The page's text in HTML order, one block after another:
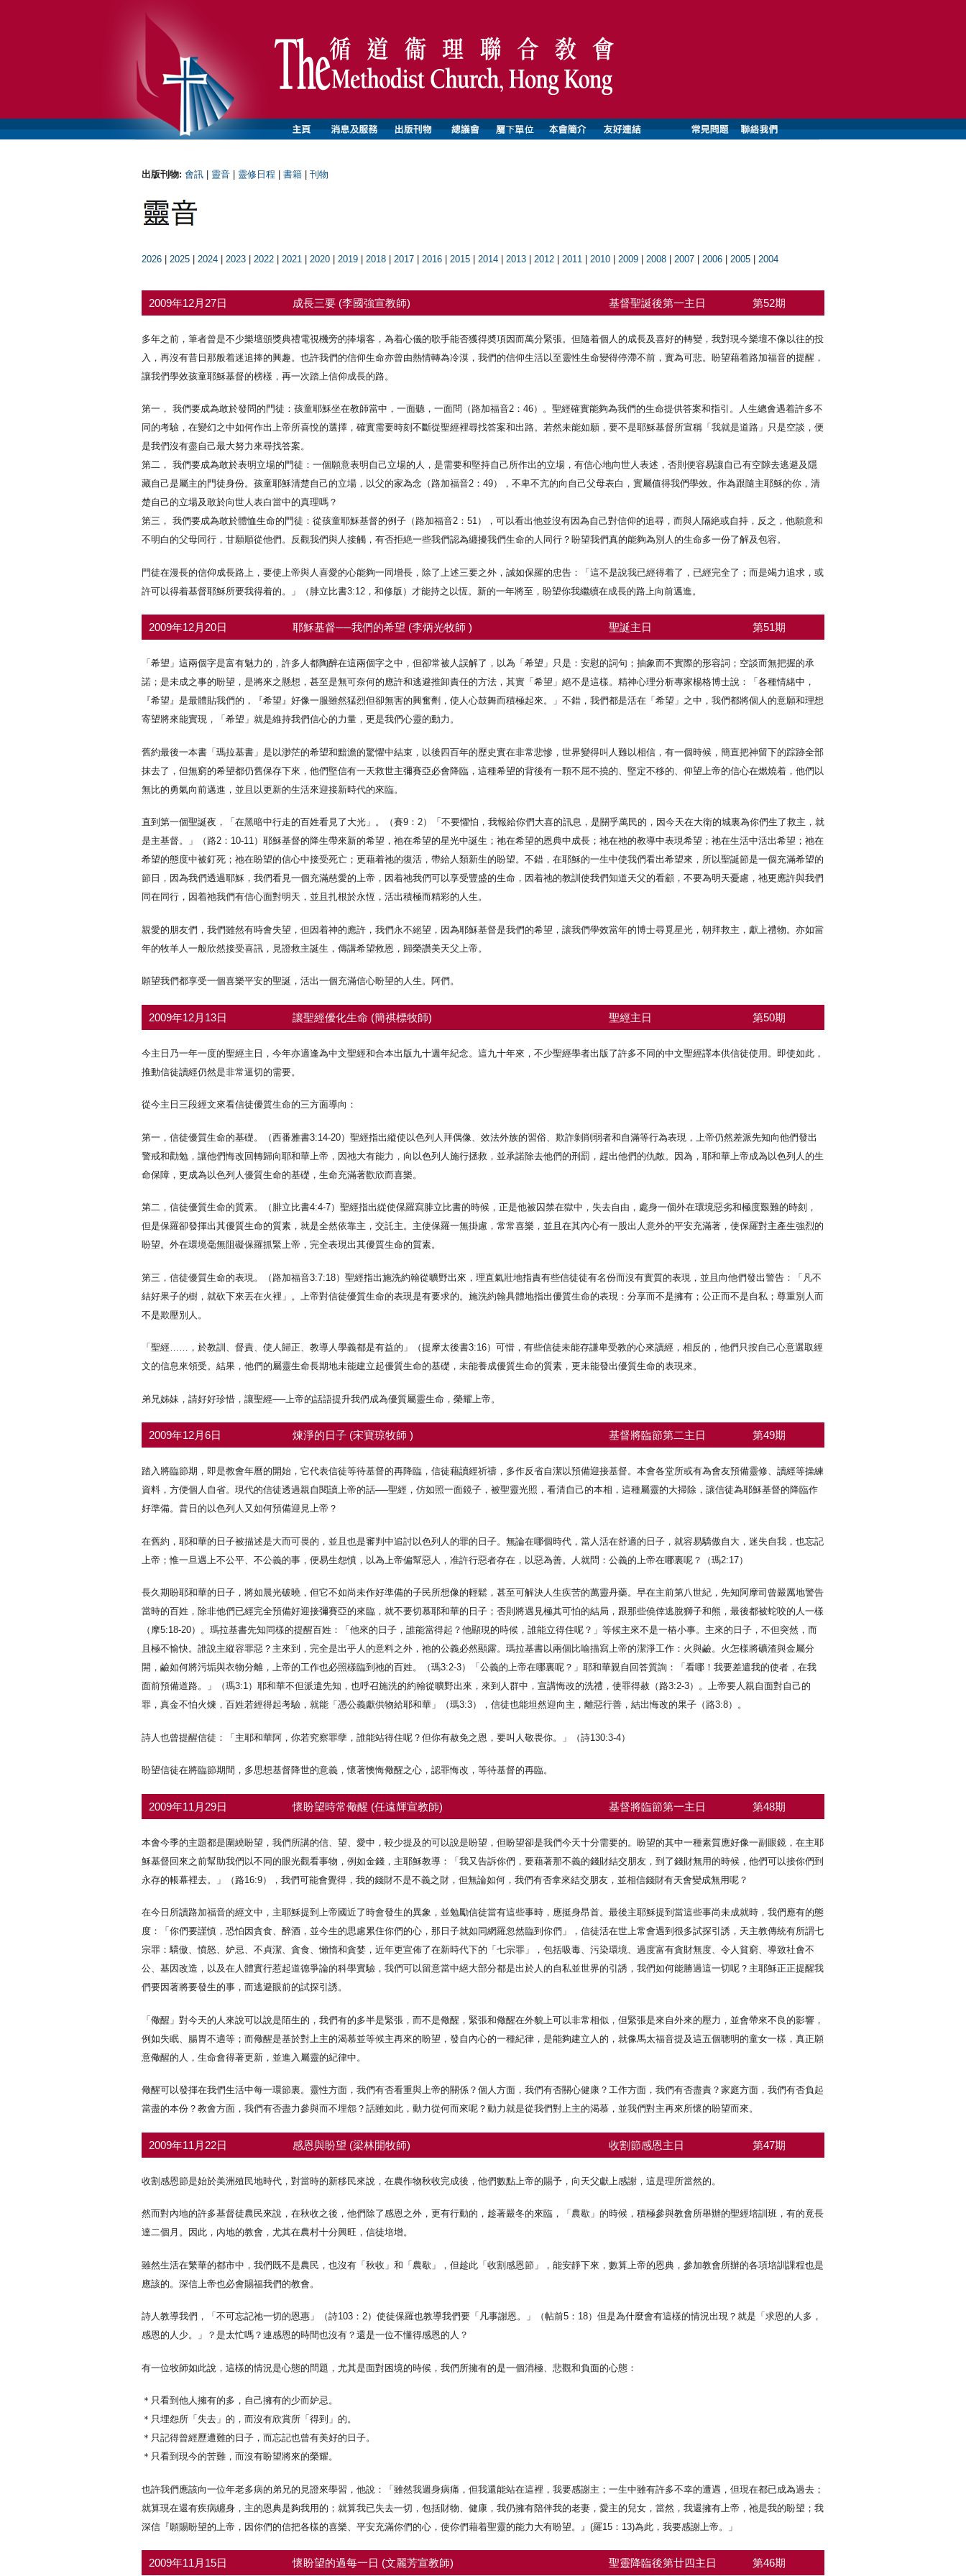
出版刊物: 會訊 靈音 靈修日程 書籍 刊物
2026 | 2025 | 2024 | 2023 | 2022 | 2021 | 2020 | 2019 | 2018 | 2017 | 2016 | 2015 | 2014 | 2013 | 2012 | 2011 | 2010 | 2009 | 2008 | 2007 | 2006 | 2005 | 2004
2009年12月27日 成長三要 (李國強宣教師) 基督聖誕後第一主日 第52期
多年之前，筆者曾是不少樂壇頒獎典禮電視機旁的捧場客，為着心儀的歌手能否獲得奬項因而萬分緊張。但隨着個人的成長及喜好的轉變，我對現今樂壇不像以往的投
入，再沒有昔日那般着迷追捧的興趣。也許我們的信仰生命亦曾由熱情轉為冷漠，我們的信仰生活以至靈性生命變得停滯不前，實為可悲。盼望藉着路加福音的提醒，
讓我們學效孩童耶穌基督的榜樣，再一次踏上信仰成長的路。
第一， 我們要成為敢於發問的門徒：孩童耶穌坐在教師當中，一面聽，一面問（路加福音2：46）。聖經確實能夠為我們的生命提供答案和指引。人生總會遇着許多不
同的考驗，在變幻之中如何作出上帝所喜悅的選擇，確實需要時刻不斷從聖經裡尋找答案和出路。若然未能如願，要不是耶穌基督所宣稱「我就是道路」只是空談，便
是我們沒有盡自己最大努力來尋找答案。
第二， 我們要成為敢於表明立場的門徒：一個願意表明自己立場的人，是需要和堅持自己所作出的立場，有信心地向世人表述，否則便容易讓自己有空隙去逃避及隱
藏自己是屬主的門徒身份。孩童耶穌清楚自己的立場，以父的家為念（路加福音2：49），不卑不亢的向自己父母表白，實屬值得我們學效。作為跟隨主耶穌的你，清
楚自己的立場及敢於向世人表白當中的真理嗎？
第三， 我們要成為敢於體恤生命的門徒：從孩童耶穌基督的例子（路加福音2：51），可以看出他並沒有因為自己對信仰的追尋，而與人隔絶或自持，反之，他願意和
不明白的父母同行，甘願順從他們。反觀我們與人接觸，有否拒絶一些我們認為纏擾我們生命的人同行？盼望我們真的能夠為別人的生命多一份了解及包容。
門徒在漫長的信仰成長路上，要使上帝與人喜愛的心能夠一同增長，除了上述三要之外，誠如保羅的忠告：「這不是說我已經得着了，已經完全了；而是竭力追求，或
許可以得着基督耶穌所要我得着的。」（腓立比書3:12，和修版）才能持之以恆。新的一年將至，盼望你我繼續在成長的路上向前邁進。
2009年12月20日 耶穌基督──我們的希望 (李炳光牧師 ) 聖誕主日 第51期
「希望」這兩個字是富有魅力的，許多人都陶醉在這兩個字之中，但卻常被人誤解了，以為「希望」只是：安慰的詞句；抽象而不實際的形容詞；空談而無把握的承
諾；是未成之事的盼望，是將來之懸想，甚至是無可奈何的應許和逃避推卸責任的方法，其實「希望」絕不是這樣。精神心理分析專家楊格博士說：「各種情緒中，
『希望』是最體貼我們的，『希望』好像一服雖然猛烈但卻無害的興奮劑，使人心鼓舞而積極起來。」不錯，我們都是活在「希望」之中，我們都將個人的意願和理想
寄望將來能實現，「希望」就是維持我們信心的力量，更是我們心靈的動力。
舊約最後一本書「瑪拉基書」是以渺茫的希望和黯澹的驚懼中結束，以後四百年的歷史實在非常悲慘，世界變得叫人難以相信，有一個時候，簡直把神留下的踪跡全部
抹去了，但無窮的希望都仍舊保存下來，他們堅信有一天救世主彌賽亞必會降臨，這種希望的背後有一顆不屈不撓的、堅定不移的、仰望上帝的信心在燃燒着，他們以
無比的勇氣向前邁進，並且以更新的生活來迎接新時代的來臨。
直到第一個聖誕夜，「在黑暗中行走的百姓看見了大光」。（賽9：2）「不要懼怕，我報給你們大喜的訊息，是關乎萬民的，因今天在大衛的城裏為你們生了救主，就
是主基督。」（路2：10-11）耶穌基督的降生帶來新的希望，祂在希望的星光中誕生；祂在希望的恩典中成長；祂在祂的教導中表現希望；祂在生活中活出希望；祂在
希望的態度中被釘死；祂在盼望的信心中接受死亡；更藉着祂的復活，帶給人類新生的盼望。不錯，在耶穌的一生中使我們看出希望來，所以聖誕節是一個充滿希望的
節日，因為我們透過耶穌，我們看見一個充滿慈愛的上帝，因着祂我們可以享受豐盛的生命，因着祂的教訓使我們知道天父的看顧，不要為明天憂慮，祂更應許與我們
同在同行，因着祂我們有信心面對明天，並且扎根於永恆，活出積極而精彩的人生。
親愛的朋友們，我們雖然有時會失望，但因着神的應許，我們永不絕望，因為耶穌基督是我們的希望，讓我們學效當年的博士尋覓星光，朝拜救主，獻上禮物。亦如當
年的牧羊人一般欣然接受喜訊，見證救主誕生，傳講希望救恩，歸榮讚美天父上帝。
願望我們都享受一個喜樂平安的聖誕，活出一個充滿信心盼望的人生。阿們。
2009年12月13日 讓聖經優化生命 (簡祺標牧師) 聖經主日 第50期
今主日乃一年一度的聖經主日，今年亦適逢為中文聖經和合本出版九十週年紀念。這九十年來，不少聖經學者出版了許多不同的中文聖經譯本供信徒使用。即使如此，
推動信徒讀經仍然是非常逼切的需要。
從今主日三段經文來看信徒優質生命的三方面導向：
第一，信徒優質生命的基礎。（西番雅書3:14-20）聖經指出縱使以色列人拜偶像、效法外族的習俗、欺詐剝削弱者和自滿等行為表現，上帝仍然差派先知向他們發出
警戒和勸勉，讓他們悔改回轉歸向耶和華上帝，因祂大有能力，向以色列人施行拯救，並承諾除去他們的刑罰，趕出他們的仇敵。因為，耶和華上帝成為以色列人的生
命保障，更成為以色列人優質生命的基礎，生命充滿著歡欣而喜樂。
第二，信徒優質生命的質素。（腓立比書4:4-7）聖經指出緃使保羅寫腓立比書的時候，正是他被囚禁在獄中，失去自由，處身一個外在環境惡劣和極度艱難的時刻，
但是保羅卻發揮出其優質生命的質素，就是全然依靠主，交託主。主使保羅一無掛慮，常常喜樂，並且在其內心有一股出人意外的平安充滿著，使保羅對主產生強烈的
盼望。外在環境毫無阻礙保羅抓緊上帝，完全表現出其優質生命的質素。
第三，信徒優質生命的表現。（路加福音3:7:18）聖經指出施洗約翰從曠野出來，理直氣壯地指責有些信徒徒有名份而沒有實質的表現，並且向他們發出警告：「凡不
結好果子的樹，就砍下來丟在火裡」。上帝對信徒優質生命的表現是有要求的。施洗約翰具體地指出優質生命的表現：分享而不是擁有；公正而不是自私；尊重別人而
不是欺壓別人。
「聖經……，於教訓、督責、使人歸正、教導人學義都是有益的」（提摩太後書3:16）可惜，有些信徒未能存謙卑受教的心來讀經，相反的，他們只按自己心意選取經
文的信息來領受。結果，他們的屬靈生命長期地未能建立起優質生命的基礎，未能養成優質生命的質素，更未能發出優質生命的表現來。
弟兄姊妹，請好好珍惜，讓聖經──上帝的話語提升我們成為優質屬靈生命，榮耀上帝。
2009年12月6日 煉淨的日子 (宋寶琼牧師 ) 基督將臨節第二主日 第49期
踏入將臨節期，即是教會年曆的開始，它代表信徒等待基督的再降臨，信徒藉讀經祈禱，多作反省自潔以預備迎接基督。本會各堂所或有為會友預備靈修、讀經等操練
資料，方便個人自省。現代的信徒透過親自閱讀上帝的話──聖經，仿如照一面鏡子，被聖靈光照，看清自己的本相，這種屬靈的大掃除，讓信徒為耶穌基督的降臨作
好準備。昔日的以色列人又如何預備迎見上帝？
在舊約，耶和華的日子被描述是大而可畏的，並且也是審判中追討以色列人的罪的日子。無論在哪個時代，當人活在舒適的日子，就容易驕傲自大，迷失自我，也忘記
上帝；惟一旦遇上不公平、不公義的事，便易生怨憤，以為上帝偏幫惡人，准許行惡者存在，以惡為善。人就問：公義的上帝在哪裏呢？（瑪2:17）
長久期盼耶和華的日子，將如晨光破曉，但它不如尚未作好準備的子民所想像的輕鬆，甚至可解決人生疾苦的萬靈丹藥。早在主前第八世紀，先知阿摩司曾嚴厲地警告
當時的百姓，除非他們已經完全預備好迎接彌賽亞的來臨，就不要切慕耶和華的日子；否則將遇見極其可怕的結局，跟那些僥倖逃脫獅子和熊，最後都被蛇咬的人一樣
（摩5:18-20）。瑪拉基書先知同樣的提醒百姓：「他來的日子，誰能當得起？他顯現的時候，誰能立得住呢？」等候主來不是一樁小事。主來的日子，不但突然，而
且極不愉快。誰說主縱容罪惡？主來到，完全是出乎人的意料之外，祂的公義必然顯露。瑪拉基書以兩個比喻描寫上帝的潔淨工作：火與鹼。火怎樣將礦渣與金屬分
開，鹼如何將污垢與衣物分離，上帝的工作也必照樣臨到祂的百姓。（瑪3:2-3）「公義的上帝在哪裏呢？」耶和華親自回答質詢：「看哪！我要差遣我的使者，在我
面前預備道路。」（瑪3:1）耶和華不但派遣先知，也呼召施洗的約翰從曠野出來，來到人群中，宣講悔改的洗禮，使罪得赦（路3:2-3）。上帝要人親自面對自己的
罪，真金不怕火煉，百姓若經得起考驗，就能「憑公義獻供物給耶和華」（瑪3:3），信徒也能坦然迎向主，離惡行善，結出悔改的果子（路3:8）。
詩人也曾提醒信徒：「主耶和華阿，你若究察罪孽，誰能站得住呢？但你有赦免之恩，要叫人敬畏你。」（詩130:3-4）
盼望信徒在將臨節期間，多思想基督降世的意義，懷著懊悔儆醒之心，認罪悔改，等待基督的再臨。
2009年11月29日 懷盼望時常儆醒 (任遠輝宣教師) 基督將臨節第一主日 第48期
本會今季的主題都是圍繞盼望，我們所講的信、望、愛中，較少提及的可以說是盼望，但盼望卻是我們今天十分需要的。盼望的其中一種素質應好像一副眼鏡，在主耶
穌基督回來之前幫助我們以不同的眼光觀看事物，例如金錢，主耶穌教導：「我又告訴你們，要藉著那不義的錢財結交朋友，到了錢財無用的時候，他們可以接你們到
永存的帳幕裡去。」（路16:9），我們可能會覺得，我的錢財不是不義之財，但無論如何，我們有否拿來結交朋友，並相信錢財有天會變成無用呢？
在今日所讀路加福音的經文中，主耶穌提到上帝國近了時會發生的異象，並勉勵信徒當有這些事時，應挺身昂首。最後主耶穌提到當這些事尚未成就時，我們應有的態
度：「你們要謹慎，恐怕因貪食、醉酒，並今生的思慮累住你們的心，那日子就如同網羅忽然臨到你們」，信徒活在世上常會遇到很多試探引誘，天主教傳統有所謂七
宗罪：驕傲、憤怒、妒忌、不貞潔、貪食、懶惰和貪婪，近年更宣佈了在新時代下的「七宗罪」，包括吸毒、污染環境、過度富有貪財無度、令人貧窮、導致社會不
公、基因改造，以及在人體實行惹起道德爭論的科學實驗，我們可以留意當中絕大部分都是出於人的自私並世界的引誘，我們如何能勝過這一切呢？主耶穌正正提醒我
們要因著將要發生的事，而逃避眼前的試探引誘。
「儆醒」對今天的人來說可以說是陌生的，我們有的多半是緊張，而不是儆醒，緊張和儆醒在外貌上可以非常相似，但緊張是來自外來的壓力，並會帶來不良的影響，
例如失眠、腸胃不適等；而儆醒是基於對上主的渴慕並等候主再來的盼望，發自內心的一種紀律，是能夠建立人的，就像馬太福音提及這五個聰明的童女一樣，真正願
意儆醒的人，生命會得著更新，並進入屬靈的紀律中。
儆醒可以發揮在我們生活中每一環節裏。靈性方面，我們有否看重與上帝的關係？個人方面，我們有否關心健康？工作方面，我們有否盡責？家庭方面，我們有否負起
當盡的本份？教會方面，我們有否盡力參與而不埋怨？話雖如此，動力從何而來呢？動力就是從我們對上主的渴慕，並我們對主再來所懷的盼望而來。
2009年11月22日 感恩與盼望 (梁林開牧師) 收割節感恩主日 第47期
收割感恩節是始於美洲殖民地時代，對當時的新移民來說，在農作物秋收完成後，他們數點上帝的賜予，向天父獻上感謝，這是理所當然的。
然而對內地的許多基督徒農民來說，在秋收之後，他們除了感恩之外，更有行動的，趁著嚴冬的來臨，「農歇」的時候，積極參與教會所舉辦的聖經培訓班，有的竟長
達二個月。因此，內地的教會，尤其在農村十分興旺，信徒培增。
雖然生活在繁華的都市中，我們既不是農民，也沒有「秋收」和「農歇」，但趁此「收割感恩節」，能安靜下來，數算上帝的恩典，參加教會所辦的各項培訓課程也是
應該的。深信上帝也必會賜福我們的教會。
詩人教導我們，「不可忘記祂一切的恩惠」（詩103：2）使徒保羅也教導我們要「凡事謝恩。」（帖前5：18）但是為什麼會有這樣的情況出現？就是「求恩的人多，
感恩的人少。」？是太忙嗎？連感恩的時間也沒有？還是一位不懂得感恩的人？
有一位牧師如此說，這樣的情況是心態的問題，尤其是面對困境的時候，我們所擁有的是一個消極、悲觀和負面的心態：
＊只看到他人擁有的多，自己擁有的少而妒忌。
＊只埋怨所「失去」的，而沒有欣賞所「得到」的。
＊只記得曾經歷遭難的日子，而忘記也曾有美好的日子。
＊只看到現今的苦難，而沒有盼望將來的榮耀。
也許我們應該向一位年老多病的弟兄的見證來學習，他說：「雖然我週身病痛，但我還能站在這裡，我要感謝主；一生中雖有許多不幸的遭遇，但現在都已成為過去；
就算現在還有疾病纏身，主的恩典是夠我用的；就算我已失去一切，包括財物、健康，我仍擁有陪伴我的老妻，愛主的兒女，當然，我還擁有上帝，祂是我的盼望；我
深信『願賜盼望的上帝，因你們的信把各樣的喜樂、平安充滿你們的心，使你們藉着聖靈的能力大有盼望。』(羅15：13)為此，我要感謝上帝。」
2009年11月15日 懷盼望的過每一日 (文麗芳宣教師) 聖靈降臨後第廿四主日 第46期